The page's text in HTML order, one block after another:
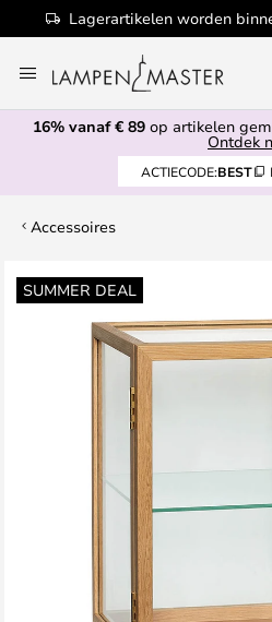
Lagerartikelen worden
naar
de
inhoud
16% vanaf € 89 op artikelen
Ontdek
ACTIECODE:BEST
Accessoires
SUMMER DEAL
Ga
naar
afbeeldingen-